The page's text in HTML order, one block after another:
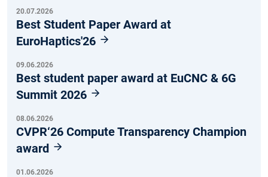
20.07.2026
Best Student Paper Award at
EuroHaptics'26
09.06.2026
Best student paper award at EuCNC & 6G
Summit 2026
08.06.2026
CVPR‘26 Compute Transparency Champion
award
01.06.2026